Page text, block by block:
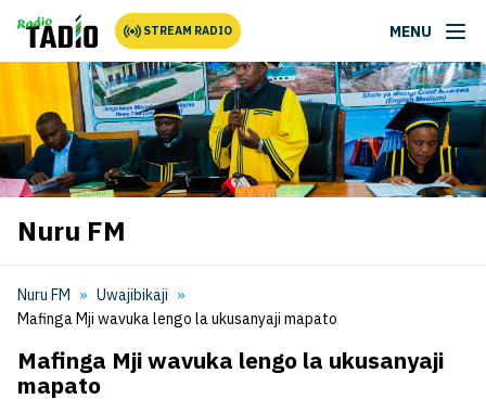
STREAM RADIO MENU
Nuru FM
Nuru FM
Uwajibikaji
Mafinga Mji wavuka lengo la ukusanyaji mapato
Mafinga Mji wavuka lengo la ukusanyaji
mapato